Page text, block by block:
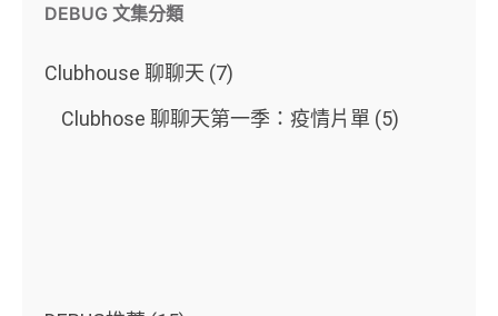
DEBUG 文集分類
Clubhouse 聊聊天 (7)
Clubhose 聊聊天第一季：疫情片單 (5)